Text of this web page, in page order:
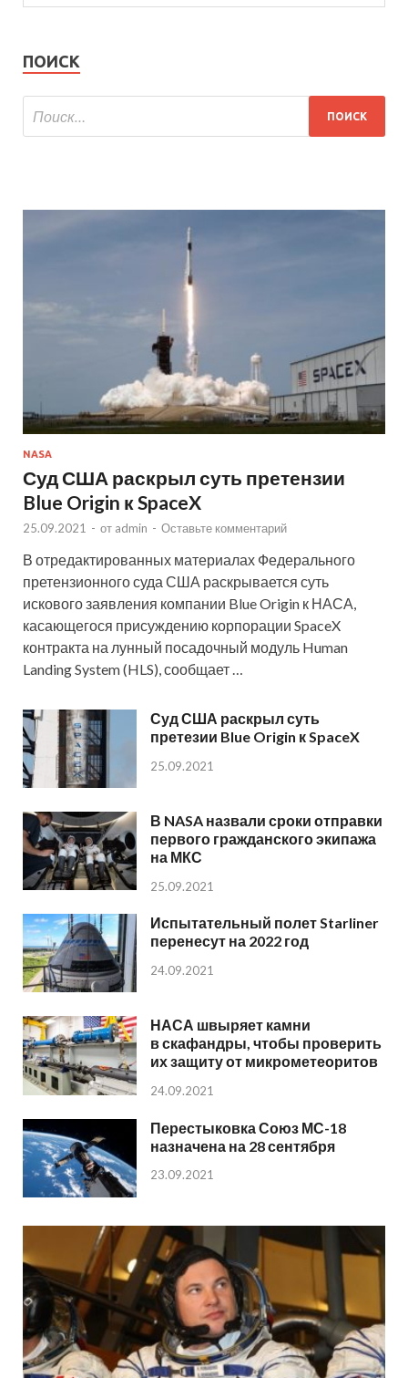
ПОИСК
NASA
Суд США раскрыл суть претензии
Blue Origin к SpaceX
25.09.2021 - от admin - Оставьте комментарий
В отредактированных материалах Федерального
претензионного суда США раскрывается суть
искового заявления компании Blue Origin к НАСА,
касающегося присуждению корпорации SpaceX
контракта на лунный посадочный модуль Human
Landing System (HLS), сообщает …
Суд США раскрыл суть
претезии Blue Origin к SpaceX
25.09.2021
В NASA назвали сроки отправки
первого гражданского экипажа
на МКС
25.09.2021
Испытательный полет Starliner
перенесут на 2022 год
24.09.2021
НАСА швыряет камни
в скафандры, чтобы проверить
их защиту от микрометеоритов
24.09.2021
Перестыковка Союз МС-18
назначена на 28 сентября
23.09.2021